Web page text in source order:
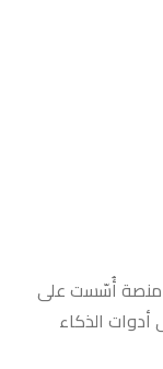
منصة أُسّست على
الذكاء